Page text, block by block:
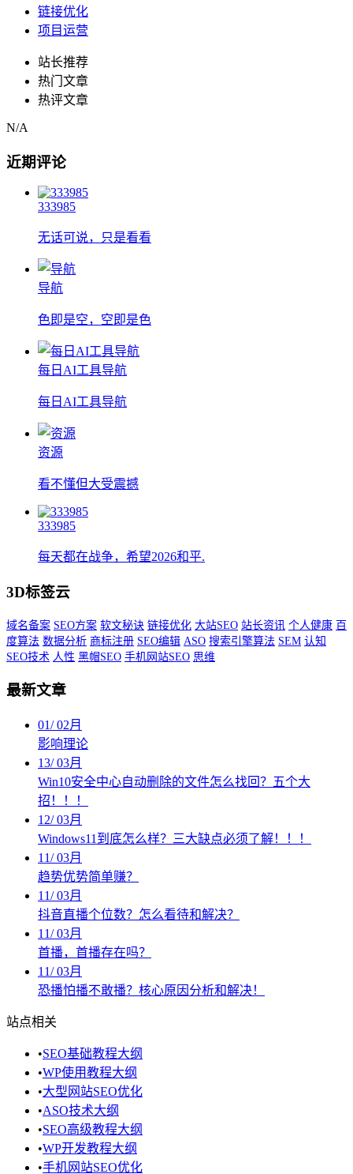
链接优化
项目运营
站长推荐
热门文章
热评文章
N/A
近期评论
333985
无话可说，只是看看
导航
色即是空，空即是色
每日AI工具导航
每日AI工具导航
资源
看不懂但大受震撼
333985
每天都在战争，希望2026和平.
3D标签云
域名备案 SEO方案 软文秘诀 链接优化 大站SEO 站长资讯 个人健康 百
度算法 数据分析 商标注册 SEO编辑 ASO 搜索引擎算法 SEM 认知
SEO技术 人性 黑帽SEO 手机网站SEO 思维
最新文章
01/02月
影响理论
13/03月
Win10安全中心自动删除的文件怎么找回？五个大
招！！！
12/03月
Windows11到底怎么样？三大缺点必须了解！！！
11/03月
趋势优势简单赚？
11/03月
抖音直播个位数？怎么看待和解决？
11/03月
首播，首播存在吗？
11/03月
恐播怕播不敢播？核心原因分析和解决！
站点相关
•SEO基础教程大纲
•WP使用教程大纲
•大型网站SEO优化
•ASO技术大纲
•SEO高级教程大纲
•WP开发教程大纲
•手机网站SEO优化